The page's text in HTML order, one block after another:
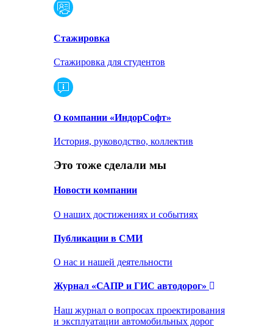
Стажировка
Стажировка для студентов
О компании «ИндорСофт»
История, руководство, коллектив
Это тоже сделали мы
Новости компании
О наших достижениях и событиях
Публикации в СМИ
О нас и нашей деятельности
Журнал «САПР и ГИС автодорог»
Наш журнал о вопросах проектирования
и эксплуатации автомобильных дорог